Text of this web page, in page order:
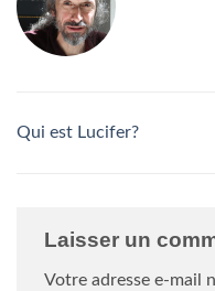
Qui est Lucifer?
Laisser un
Votre adresse e-mail